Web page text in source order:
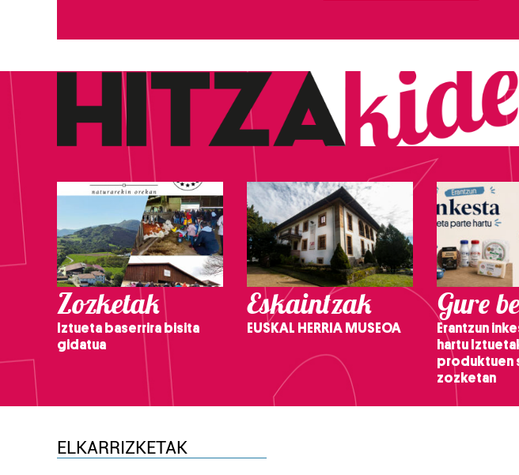
Zozketak
Iztueta baserrira bisita
gidatua
Eskaintzak
EUSKAL HERRIA MUSEOA
Gure
Erantzun
hartu
produktuen
zozketan
ELKARRIZKETAK